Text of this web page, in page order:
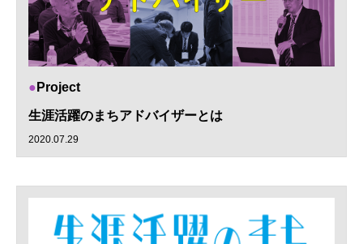
Project
生涯活躍のまちアドバイザーとは
2020.07.29